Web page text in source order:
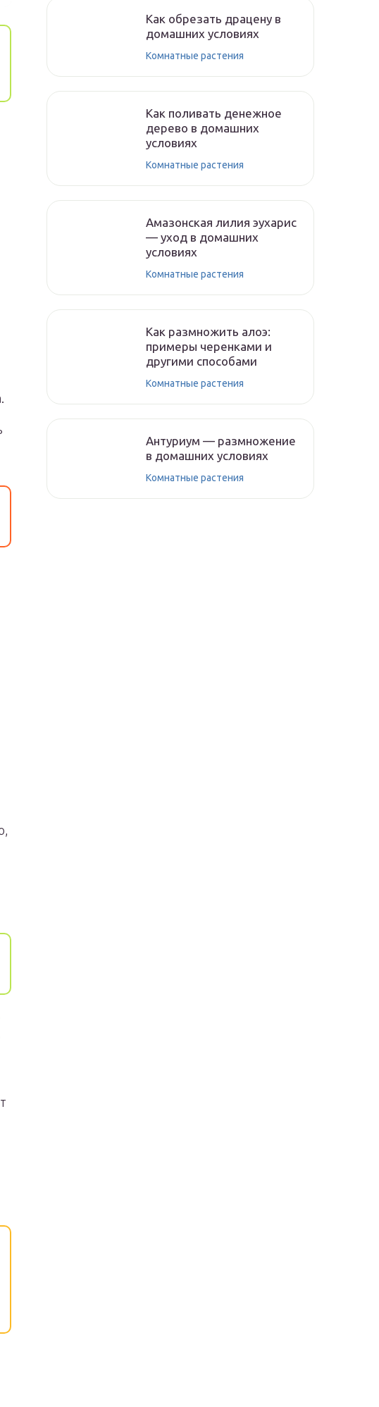
Как обрезать драцену в
домашних условиях
Комнатные растения
Как поливать денежное
дерево в домашних
условиях
Комнатные растения
Амазонская лилия эухарис
— уход в домашних
условиях
Комнатные растения
Как размножить алоэ:
примеры черенками и
другими способами
Комнатные растения
Антуриум — размножение
в домашних условиях
Комнатные растения